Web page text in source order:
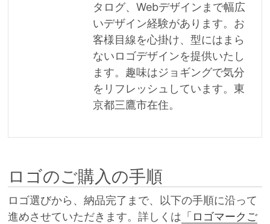
タログ、Webデザインまで幅広
いデザイン経験があります。お
客様目線を心掛け、型にはまら
ないロゴデザインを提供いたし
ます。趣味はジョギングで気分
をリフレッシュしています。東
京都三鷹市在住。
ロゴのご購入の手順
ロゴ選びから、納品完了まで、以下の手順に沿って
進めさせていただきます。詳しくは 「ロゴマークご